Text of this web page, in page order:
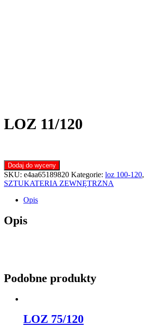
LOZ 11/120
Dodaj do wyceny
SKU: e4aa65189820 Kategorie: loz 100-120,
SZTUKATERIA ZEWNĘTRZNA
Opis
Opis
Podobne produkty
LOZ 75/120